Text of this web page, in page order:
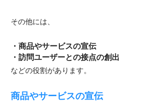
その他には、
・商品やサービスの宣伝
・訪問ユーザーとの接点の創出
などの役割があります。
商品やサービスの宣伝